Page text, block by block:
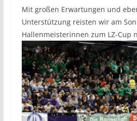
Mit großen Erwartungen und
Unterstützung reisten wir am
Hallenmeisterinnen zum LZ-Cup